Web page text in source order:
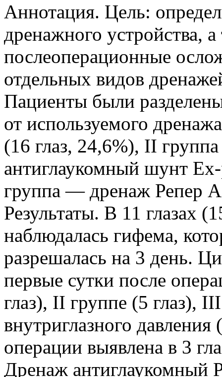
Аннотация. Цель:
дренажного устройства,
послеоперационные
отдельных видов
Пациенты были
от используемого
(16 глаз, 24,6%), II
антиглаукомный шунт
группа — дренаж Репер
Результаты. В 11 глазах
наблюдалась гифема,
разрешалась на 3 день.
первые сутки после
глаз), II группе (5 глаз),
внутриглазного
операции выявлена в 3
Дренаж антиглаукомный